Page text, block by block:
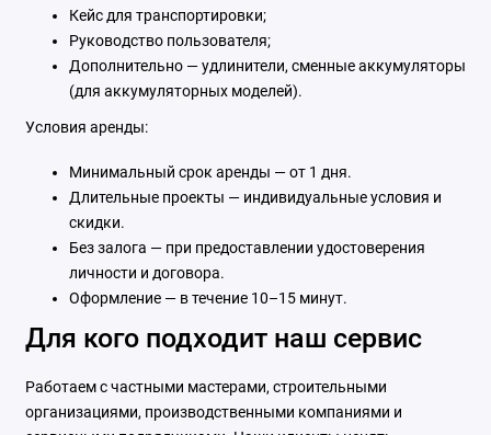
Кейс для транспортировки;
Руководство пользователя;
Дополнительно — удлинители, сменные аккумуляторы
(для аккумуляторных моделей).
Условия аренды:
Минимальный срок аренды — от 1 дня.
Длительные проекты — индивидуальные условия и
скидки.
Без залога — при предоставлении удостоверения
личности и договора.
Оформление — в течение 10–15 минут.
Для кого подходит наш сервис
Работаем с частными мастерами, строительными
организациями, производственными компаниями и